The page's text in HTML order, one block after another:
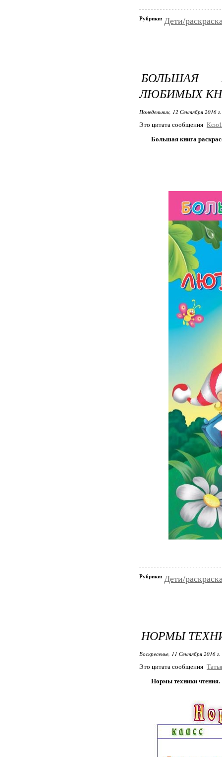
Рубрики: Дети/
БОЛЬШАЯ
ЛЮБИМЫХ
Понедельник, 12 Сентября 2016
Это цитата сообщения
Большая книга
Рубрики: Дети/
НОРМЫ
Воскресенье, 11 Сентября 2016
Это цитата сообщения
Нормы техники чтения.